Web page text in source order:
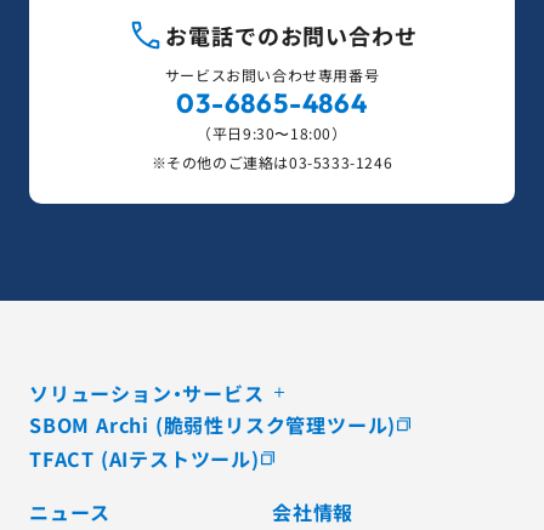
お電話でのお問い合わせ
サービスお問い合わせ専用番号
03-6865-4864
（平日9:30〜18:00）
※その他のご連絡は03-5333-1246
ソリューション・サービス
SBOM Archi (脆弱性リスク管理ツール)
TFACT (AIテストツール)
ニュース
会社情報